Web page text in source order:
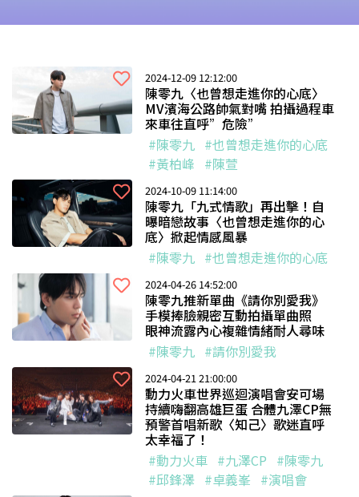
2024-12-09 12:12:00
陳零九〈也曾想走進你的心底〉
MV濱海公路帥氣對嘴 拍攝過程車
來車往直呼”危險”
#陳零九 #也曾想走進你的心底
#黃柏峰 #陳萱
2024-10-09 11:14:00
陳零九「九式情歌」再出擊！自
曝暗戀故事〈也曾想走進你的心
底〉掀起情感風暴
#陳零九 #也曾想走進你的心底
2024-04-26 14:52:00
陳零九推新單曲《請你別愛我》
手模捧臉親密互動拍攝單曲照
眼神流露內心複雜情緒耐人尋味
#陳零九 #請你別愛我
2024-04-21 21:00:00
動力火車世界巡迴演唱會安可場
持續嗨翻高雄巨蛋 合體九澤CP無
預警首唱新歌〈知己〉歌迷直呼
太幸福了！
#動力火車 #九澤CP #陳零九
#邱鋒澤 #卓義峯 #演唱會